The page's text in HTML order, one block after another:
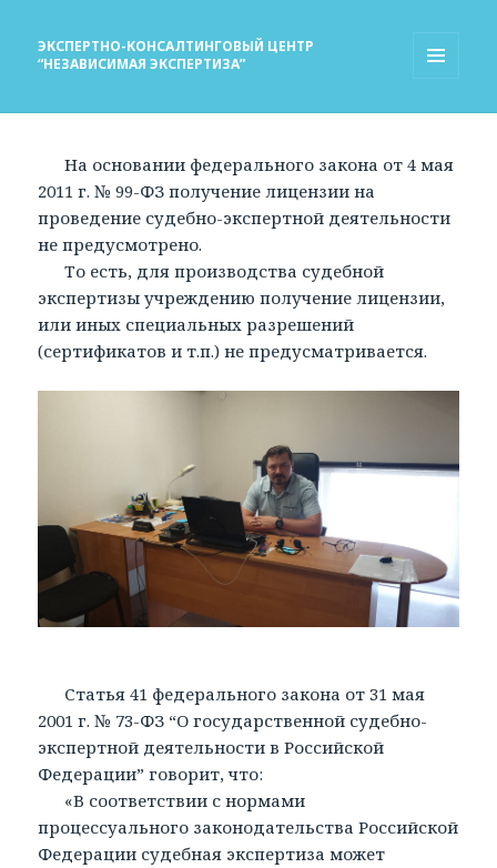
ЭКСПЕРТНО-КОНСАЛТИНГОВЫЙ ЦЕНТР
“НЕЗАВИСИМАЯ ЭКСПЕРТИЗА”
На основании федерального закона от 4 мая
2011 г. № 99-ФЗ получение лицензии на
проведение судебно-экспертной деятельности
не предусмотрено.
То есть, для производства судебной
экспертизы учреждению получение лицензии,
или иных специальных разрешений
(сертификатов и т.п.) не предусматривается.
Статья 41 федерального закона от 31 мая
2001 г. № 73-ФЗ “О государственной судебно-
экспертной деятельности в Российской
Федерации” говорит, что:
«В соответствии с нормами
процессуального законодательства Российской
Федерации судебная экспертиза может